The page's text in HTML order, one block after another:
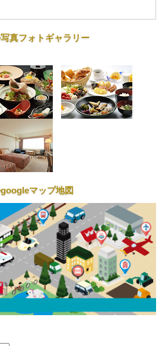
真フォトギャラリー
マップ地図